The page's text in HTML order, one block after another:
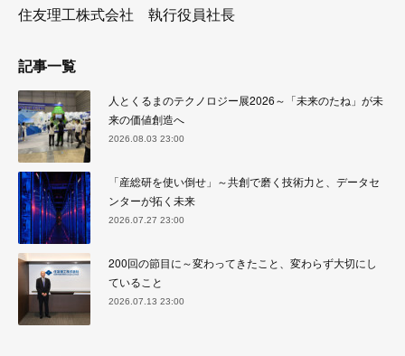
住友理工株式会社 執行役員社長
記事一覧
人とくるまのテクノロジー展2026～「未来のたね」が未
来の価値創造へ
2026.08.03 23:00
「産総研を使い倒せ」～共創で磨く技術力と、データセ
ンターが拓く未来
2026.07.27 23:00
200回の節目に～変わってきたこと、変わらず大切にし
ていること
2026.07.13 23:00